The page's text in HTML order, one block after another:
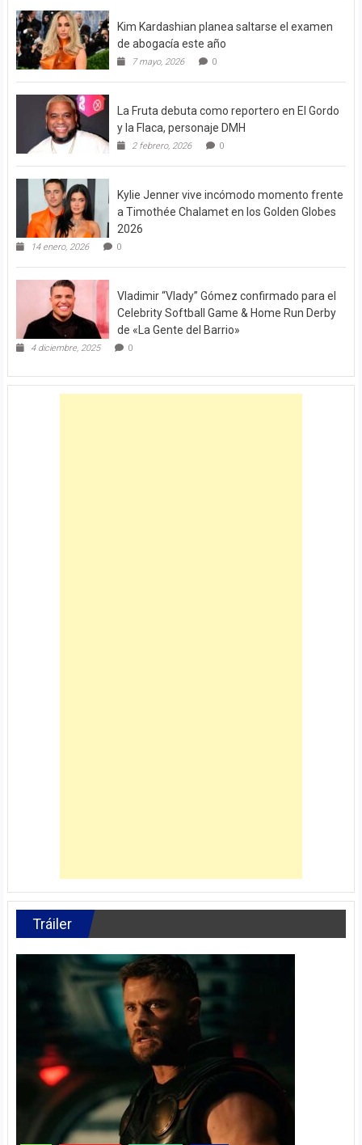
Kim Kardashian planea saltarse el examen
de abogacía este año
7 mayo, 2026 0
La Fruta debuta como reportero en El Gordo
y la Flaca, personaje DMH
2 febrero, 2026 0
Kylie Jenner vive incómodo momento frente
a Timothée Chalamet en los Golden Globes
2026
14 enero, 2026 0
Vladimir “Vlady” Gómez confirmado para el
Celebrity Softball Game & Home Run Derby
de «La Gente del Barrio»
4 diciembre, 2025 0
Tráiler